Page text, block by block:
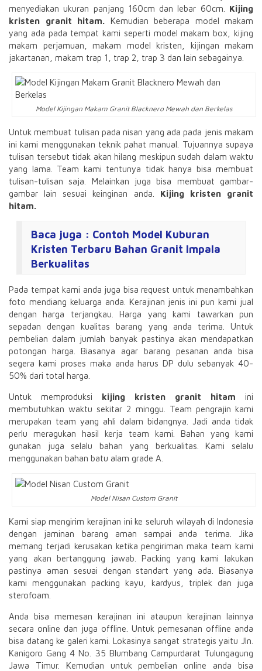
menyediakan ukuran panjang 160cm dan lebar 60cm. Kijing
kristen granit hitam. Kemudian beberapa model makam
yang ada pada tempat kami seperti model makam box, kijing
makam perjamuan, makam model kristen, kijingan makam
jakartanan, makam trap 1, trap 2, trap 3 dan lain sebagainya.
Model Kijingan Makam Granit Blacknero Mewah dan Berkelas
Untuk membuat tulisan pada nisan yang ada pada jenis makam
ini kami menggunakan teknik pahat manual. Tujuannya supaya
tulisan tersebut tidak akan hilang meskipun sudah dalam waktu
yang lama. Team kami tentunya tidak hanya bisa membuat
tulisan-tulisan saja. Melainkan juga bisa membuat gambar-
gambar lain sesuai keinginan anda. Kijing kristen granit
hitam.
Baca juga : Contoh Model Kuburan
Kristen Terbaru Bahan Granit Impala
Berkualitas
Pada tempat kami anda juga bisa request untuk menambahkan
foto mendiang keluarga anda. Kerajinan jenis ini pun kami jual
dengan harga terjangkau. Harga yang kami tawarkan pun
sepadan dengan kualitas barang yang anda terima. Untuk
pembelian dalam jumlah banyak pastinya akan mendapatkan
potongan harga. Biasanya agar barang pesanan anda bisa
segera kami proses maka anda harus DP dulu sebanyak 40-
50% dari total harga.
Untuk memproduksi kijing kristen granit hitam ini
membutuhkan waktu sekitar 2 minggu. Team pengrajin kami
merupakan team yang ahli dalam bidangnya. Jadi anda tidak
perlu meragukan hasil kerja team kami. Bahan yang kami
gunakan juga selalu bahan yang berkualitas. Kami selalu
menggunakan bahan batu alam grade A.
Model Nisan Custom Granit
Kami siap mengirim kerajinan ini ke seluruh wilayah di Indonesia
dengan jaminan barang aman sampai anda terima. Jika
memang terjadi kerusakan ketika pengiriman maka team kami
yang akan bertanggung jawab. Packing yang kami lakukan
pastinya aman sesuai dengan standart yang ada. Biasanya
kami menggunakan packing kayu, kardyus, triplek dan juga
sterofoam.
Anda bisa memesan kerajinan ini ataupun kerajinan lainnya
secara online dan juga offline. Untuk pemesanan offline anda
bisa datang ke galeri kami. Lokasinya sangat strategis yaitu Jln.
Kanigoro Gang 4 No. 35 Blumbang Campurdarat Tulungagung
Jawa Timur. Kemudian untuk pembelian online anda bisa